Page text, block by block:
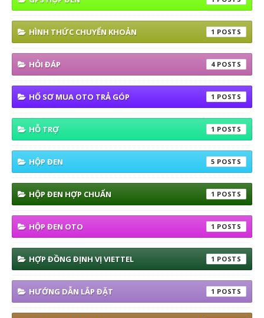
HÌNH THỨC CHUYỂN KHOẢN 1
HỎI ĐÁP 4
HỐ SƠ MUA OTO TRẢ GÓP 1
HỖ TRỢ 1
HỘP ĐEN 5
HỘP ĐEN HỢP CHUẨN 1
HỘP ĐEN OTO 1
HỢP ĐỒNG ĐỊNH VỊ VIETTEL 1
HƯỚNG DẪN LẮP ĐẶT 1